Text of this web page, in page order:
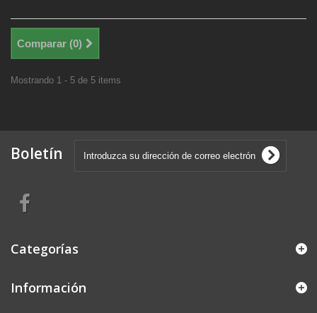
Comparar (0)
Mostrando 1 - 5 de 5 items
Boletín
Categorías
Información